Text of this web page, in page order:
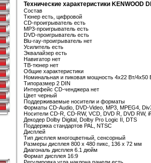
Технические характеристики KENWOOD
Состав
Тюнер есть, цифровой
CD-проигрыватель есть
MP3-проигрыватель есть
DVD-проигрыватель есть
Blu-ray-проигрыватель нет
Усилитель есть
Эквалайзер есть
Навигатор нет
ТВ-тюнер нет
Общие характеристики
Номинальная и пиковая мощность 4x22 Вт/4x50
Типоразмер 2 DIN
Интерфейс CD-ченджера нет
Цвет черный
Поддерживаемые носители и форматы
Форматы CD-Audio, DVD-Video, MP3, MPEG4,
Носители CD-R, CD-RW, VCD, DVD R, DVD RW,
Декодер Dolby Digital, Dolby Pro Logic II, DTS
Поддержка стандартов PAL, NTSC
Дисплей
Тип дисплея многоцветный, сенсорный
Размеры дисплея 800 х 480 пикс, 136 х 72 мм
Диагональ дисплея 6.1 дюйм
Формат дисплея 16:9